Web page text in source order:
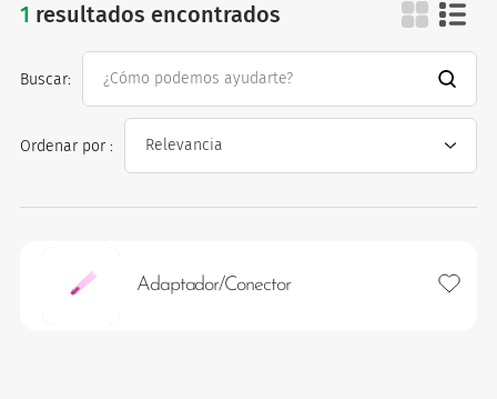
1 resultados encontrados
Ordenar por :
Buscar:
Adaptador/Conector Añadir